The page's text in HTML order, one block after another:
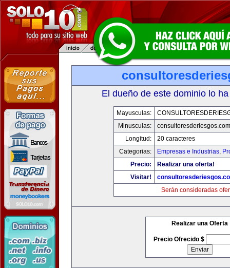
El dueño de este dominio lo
Mayusculas:
Minusculas:
consultoresderiesgos.com
Longitud:
20 caracteres
Categorias:
Empresas e Industrias,
Precio:
Realizar una oferta!
Visitar!
Serán consideradas
Realizar una Oferta
Precio Ofrecido $